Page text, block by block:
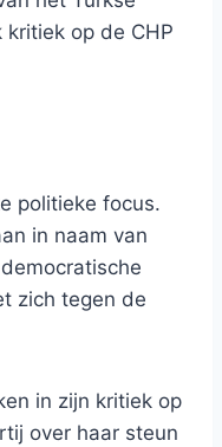
op de CHP
politieke focus.
in naam van
zich tegen de
in zijn kritiek op
over haar steun